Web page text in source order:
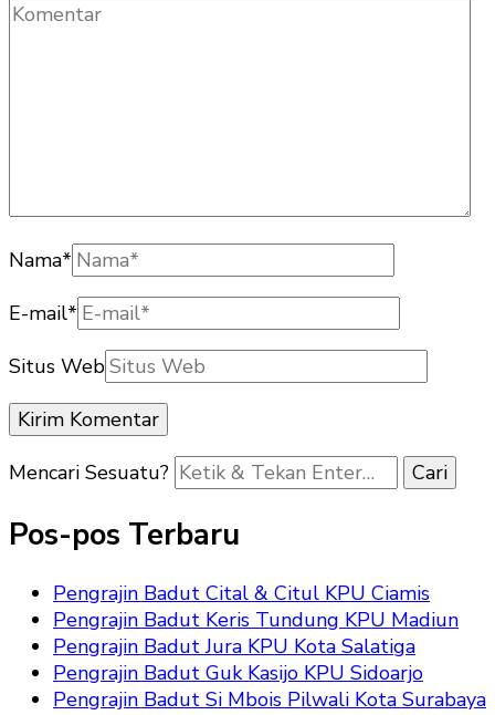
Nama*
E-mail*
Situs Web
Mencari Sesuatu?
Pos-pos Terbaru
Pengrajin Badut Cital & Citul KPU Ciamis
Pengrajin Badut Keris Tundung KPU Madiun
Pengrajin Badut Jura KPU Kota Salatiga
Pengrajin Badut Guk Kasijo KPU Sidoarjo
Pengrajin Badut Si Mbois Pilwali Kota Surabaya